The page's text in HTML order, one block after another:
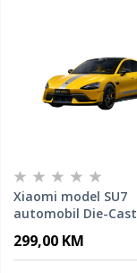
Xiaomi model SU7
automobil Die-Cast
299,00 KM